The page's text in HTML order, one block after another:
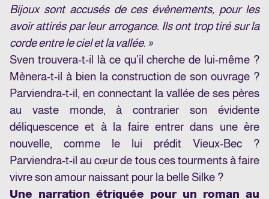
Bijoux sont accusés de ces évènements, pour les
avoir attirés par leur arrogance. Ils ont trop tiré sur la
corde entre le ciel et la vallée. »
Sven trouvera-t-il là ce qu’il cherche de lui-même ?
Mènera-t-il à bien la construction de son ouvrage ?
Parviendra-t-il, en connectant la vallée de ses pères
au vaste monde, à contrarier son évidente
déliquescence et à la faire entrer dans une ère
nouvelle, comme le lui prédit Vieux-Bec ?
Parviendra-t-il au cœur de tous ces tourments à faire
vivre son amour naissant pour la belle Silke ?
Une narration étriquée pour un roman au